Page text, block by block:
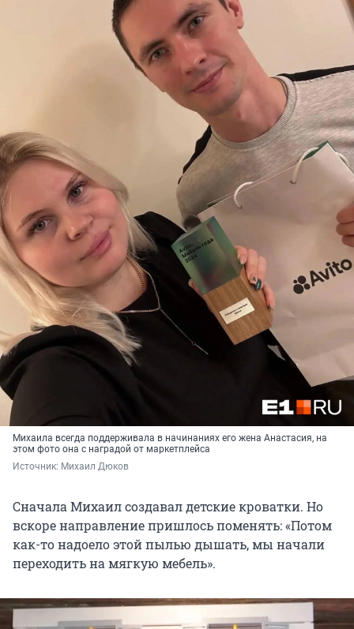
Михаила всегда поддерживала в начинаниях его жена Анастасия, на
этом фото она с наградой от маркетплейса
Источник: Михаил Дюков
Сначала Михаил создавал детские кроватки. Но
вскоре направление пришлось поменять: «Потом
как-то надоело этой пылью дышать, мы начали
переходить на мягкую мебель».